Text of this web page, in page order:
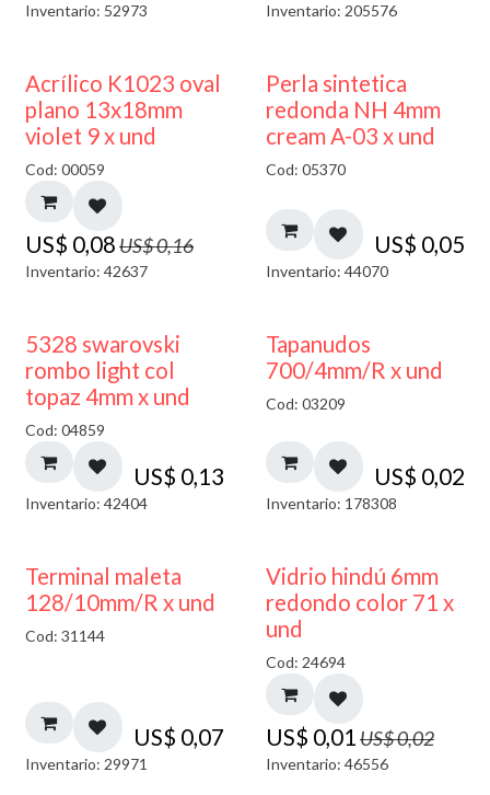
Inventario: 52973 Inventario: 205576
50% DESCUENTO
Acrílico K1023 oval
plano 13x18mm
violet 9 x und
Cod: 00059
US$ 0,08US$0,16
Inventario: 42637
Perla sintetica
redonda NH 4mm
cream A-03 x und
Cod: 05370
US$ 0,05
Inventario: 44070
5328 swarovski
rombo light col
topaz 4mm x und
Cod: 04859
US$ 0,13
Inventario: 42404
Tapanudos
700/4mm/R x und
Cod: 03209
US$ 0,02
Inventario: 178308
Terminal maleta
128/10mm/R x und
Cod: 31144
US$ 0,07
Inventario: 29971
40% DESCUENTO
Vidrio hindú 6mm
redondo color 71 x
und
Cod: 24694
US$ 0,01US$0,02
Inventario: 46556